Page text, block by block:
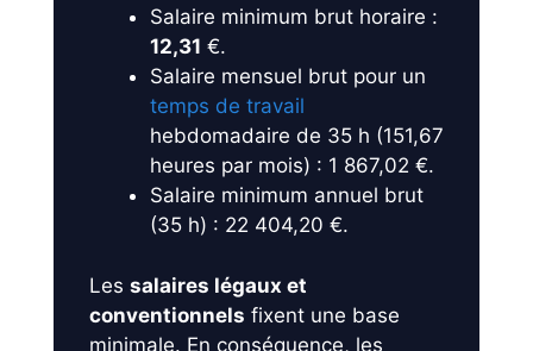
Salaire minimum brut horaire :
12,31 €.
Salaire mensuel brut pour un
temps de travail
hebdomadaire de 35 h (151,67
heures par mois) : 1 867,02 €.
Salaire minimum annuel brut
(35 h) : 22 404,20 €.
Les salaires légaux et
conventionnels fixent une base
minimale. En conséquence, les